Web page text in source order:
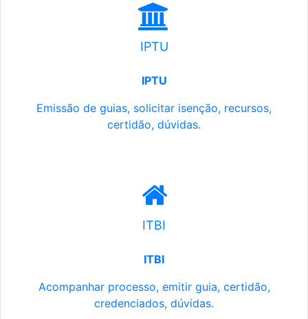
IPTU
IPTU
Emissão de guias, solicitar isenção, recursos,
certidão, dúvidas.
ITBI
ITBI
Acompanhar processo, emitir guia, certidão,
credenciados, dúvidas.